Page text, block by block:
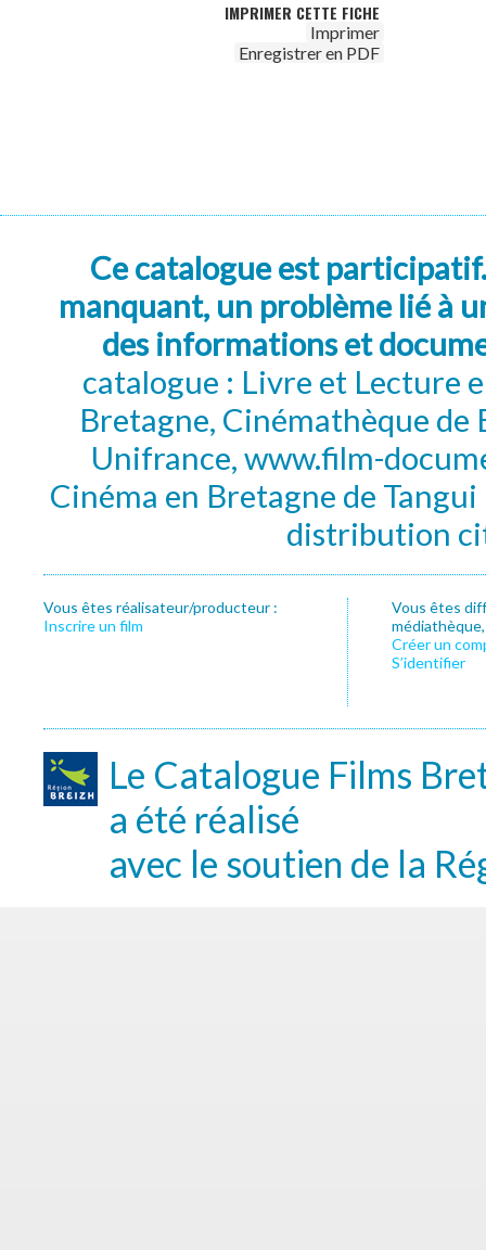
IMPRIMER CETTE FICHE
Imprimer
Enregistrer en PDF
Ce catalogue est
manquant, un problème lié à
des informations et
catalogue : Livre et Lecture
Bretagne, Cinémathèque de
Unifrance, www.film-
Cinéma en Bretagne de
distribution
Vous êtes réalisateur/producteur :
Inscrire un film
Vous êtes
Créer un
S’identifier
Le Catalogue Films
a été réalisé
avec le soutien de la